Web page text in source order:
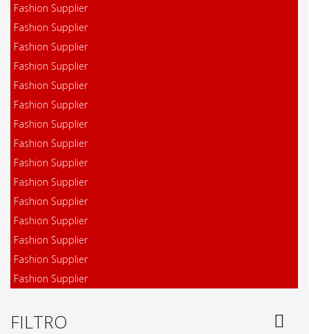
Fashion Supplier
Fashion Supplier
Fashion Supplier
Fashion Supplier
Fashion Supplier
Fashion Supplier
Fashion Supplier
Fashion Supplier
Fashion Supplier
Fashion Supplier
Fashion Supplier
Fashion Supplier
Fashion Supplier
Fashion Supplier
Fashion Supplier
FILTRO